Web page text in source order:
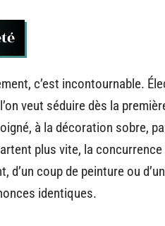
c’est incontournable.
veut séduire dès la
à la décoration sobre,
plus vite, la
d’un coup de peinture ou
identiques.